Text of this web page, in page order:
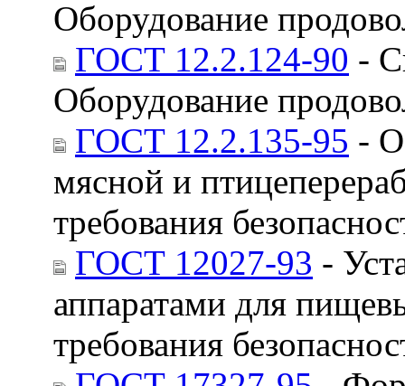
Оборудование
ГОСТ 12.2.124-90 -
Оборудование
ГОСТ 12.2.135-95 -
мясной и
требования
ГОСТ 12027-93 -
аппаратами для
требования